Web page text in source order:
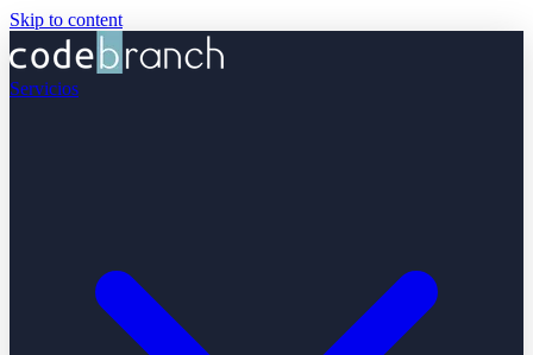
Skip to content
Servicios